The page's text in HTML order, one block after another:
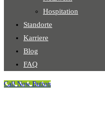
Hospitation
Standorte
Karriere
Blog
FAQ
Call Now Button